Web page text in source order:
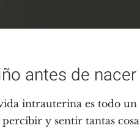
antes de nacer
intrauterina es todo
percibir y sentir tantas